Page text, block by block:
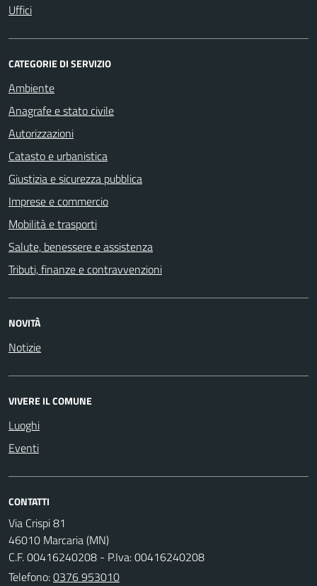
Uffici
CATEGORIE DI SERVIZIO
Ambiente
Anagrafe e stato civile
Autorizzazioni
Catasto e urbanistica
Giustizia e sicurezza pubblica
Imprese e commercio
Mobilità e trasporti
Salute, benessere e assistenza
Tributi, finanze e contravvenzioni
NOVITÀ
Notizie
VIVERE IL COMUNE
Luoghi
Eventi
CONTATTI
Via Crispi 81
46010 Marcaria (MN)
C.F. 00416240208 - P.Iva: 00416240208
Telefono:0376 953010